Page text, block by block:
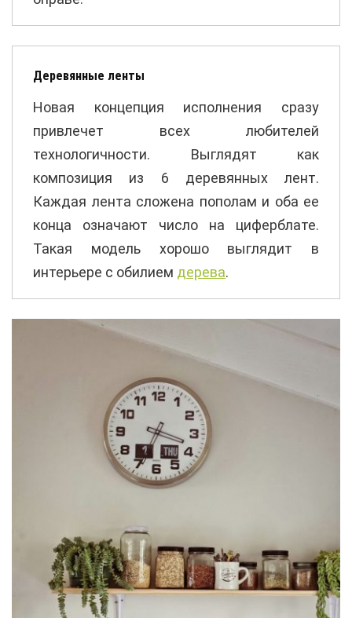
Деревянные ленты
Новая концепция исполнения сразу
привлечет всех любителей
технологичности. Выглядят как
композиция из 6 деревянных лент.
Каждая лента сложена пополам и оба ее
конца означают число на циферблате.
Такая модель хорошо выглядит в
интерьере с обилием дерева.